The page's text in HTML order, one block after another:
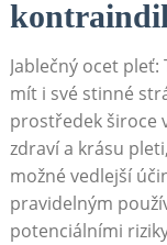
Jablečný ocet
mít i své stinné
prostředek široce
zdraví a krásu
možné vedlejší
pravidelným
potenciálními